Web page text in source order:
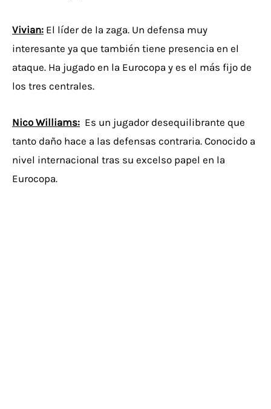
Vivian: El líder de la zaga. Un defensa muy
interesante ya que también tiene presencia en el
ataque. Ha jugado en la Eurocopa y es el más fijo de
los tres centrales.
Nico Williams: Es un jugador desequilibrante que
tanto daño hace a las defensas contraria. Conocido a
nivel internacional tras su excelso papel en la
Eurocopa.